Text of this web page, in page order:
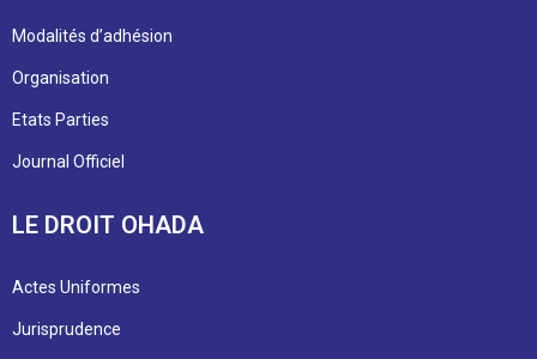
Modalités d’adhésion
Organisation
Etats Parties
Journal Officiel
LE DROIT OHADA
Actes Uniformes
Jurisprudence